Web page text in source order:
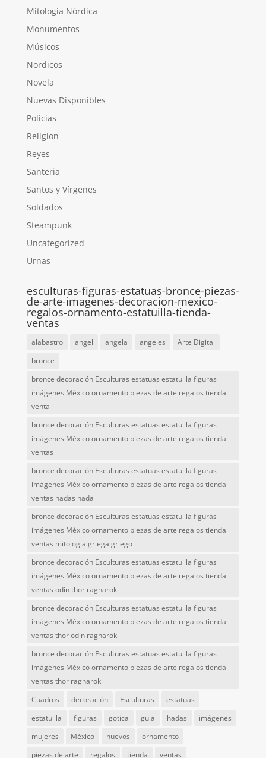
Mitología Nórdica
Monumentos
Músicos
Nordicos
Novela
Nuevas Disponibles
Policias
Religion
Reyes
Santeria
Santos y Vírgenes
Soldados
Steampunk
Uncategorized
Urnas
esculturas-figuras-estatuas-bronce-piezas-
de-arte-imagenes-decoracion-mexico-
regalos-ornamento-estatuilla-tienda-
ventas
alabastro angel angela angeles
Arte Digital
bronce
bronce decoración Esculturas estatuas estatuilla figuras
imágenes México ornamento piezas de arte regalos tienda
venta
bronce decoración Esculturas estatuas estatuilla figuras
imágenes México ornamento piezas de arte regalos tienda
ventas
bronce decoración Esculturas estatuas estatuilla figuras
imágenes México ornamento piezas de arte regalos tienda
ventas hadas hada
bronce decoración Esculturas estatuas estatuilla figuras
imágenes México ornamento piezas de arte regalos tienda
ventas mitologia griega griego
bronce decoración Esculturas estatuas estatuilla figuras
imágenes México ornamento piezas de arte regalos tienda
ventas odin thor ragnarok
bronce decoración Esculturas estatuas estatuilla figuras
imágenes México ornamento piezas de arte regalos tienda
ventas thor odin ragnarok
bronce decoración Esculturas estatuas estatuilla figuras
imágenes México ornamento piezas de arte regalos tienda
ventas thor ragnarok
Cuadros
decoración Esculturas
estatuas
estatuilla
figuras gotica guia hadas
imágenes
mujeres
México nuevos
ornamento
piezas de arte
regalos tienda ventas